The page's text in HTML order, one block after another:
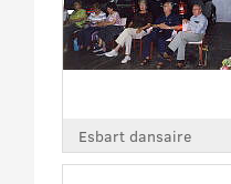
Esbart dansaire